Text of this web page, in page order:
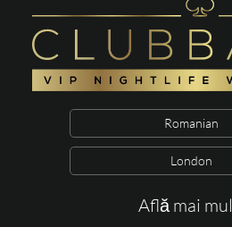
Romanian
London
Află mai